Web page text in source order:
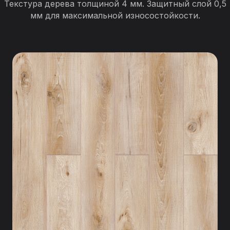
Текстура дерева толщиной 4 мм. Защитный слой 0,5
мм для максимальной износостойкости.